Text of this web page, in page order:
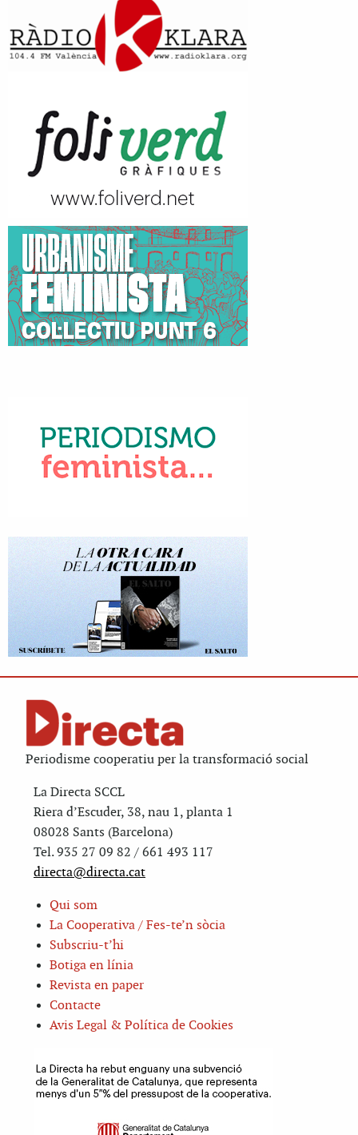
Periodisme cooperatiu per la transformació social
La Directa SCCL
Riera d’Escuder, 38, nau 1, planta 1
08028 Sants (Barcelona)
Tel. 935 27 09 82 / 661 493 117
directa@directa.cat
Qui som
La Cooperativa / Fes-te’n sòcia
Subscriu-t’hi
Botiga en línia
Revista en paper
Contacte
Avis Legal & Política de Cookies